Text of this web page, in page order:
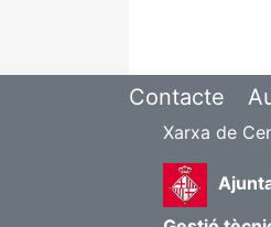
Contacte
Xarxa de